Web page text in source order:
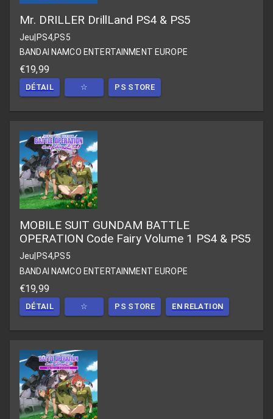
Mr. DRILLER DrillLand PS4 & PS5
Jeu|PS4,PS5
BANDAI NAMCO ENTERTAINMENT EUROPE
€19,99
DÉTAIL ☆ PS STORE
MOBILE SUIT GUNDAM BATTLE
OPERATION Code Fairy Volume 1 PS4 & PS5
Jeu PS4,PS5
BANDAI NAMCO ENTERTAINMENT EUROPE
€19,99
DÉTAIL ☆ PS STORE EN RELATION